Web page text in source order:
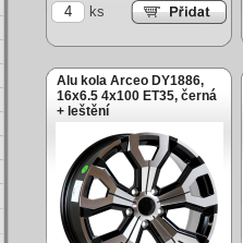
ks
Alu kola Arceo DY1886,
16x6.5 4x100 ET35, černá
+ leštění